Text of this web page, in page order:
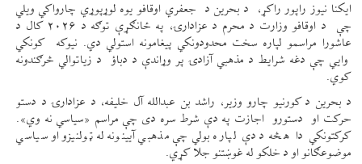
ایکنا نیوز راپور راکړ، د بحرین د جعفري اوقافو یوه لوړپوړي چارواکي ویلي
چې د اوقافو وزارت د محرم د عزادارۍ، په ځانګړې توګه د ۲۰۲۶ کال د
عاشورا مراسمو لپاره سخت محدودونکي پیغامونه استولي دي. نیوکه کونکي
وایي چې دغه شرایط د مذهبي آزادۍ پر وړاندې د دباؤ د زیاتوالي څرګندونه
کوي.
د بحرین د کورنیو چارو وزیر، راشد بن عبدالله آل خلیفه، د عزادارۍ د دستو
حرکت او دستورو اجازت په دې شرط سره دی چې مراسم «سیاسي نه وي».
کرکتونکي دا هڅه د دې لپاره بولي چې مذهبي آیینونه له ټولنیزو او سیاسي
موضوعګانو او د خلکو له غوښتنو جلا کړي.